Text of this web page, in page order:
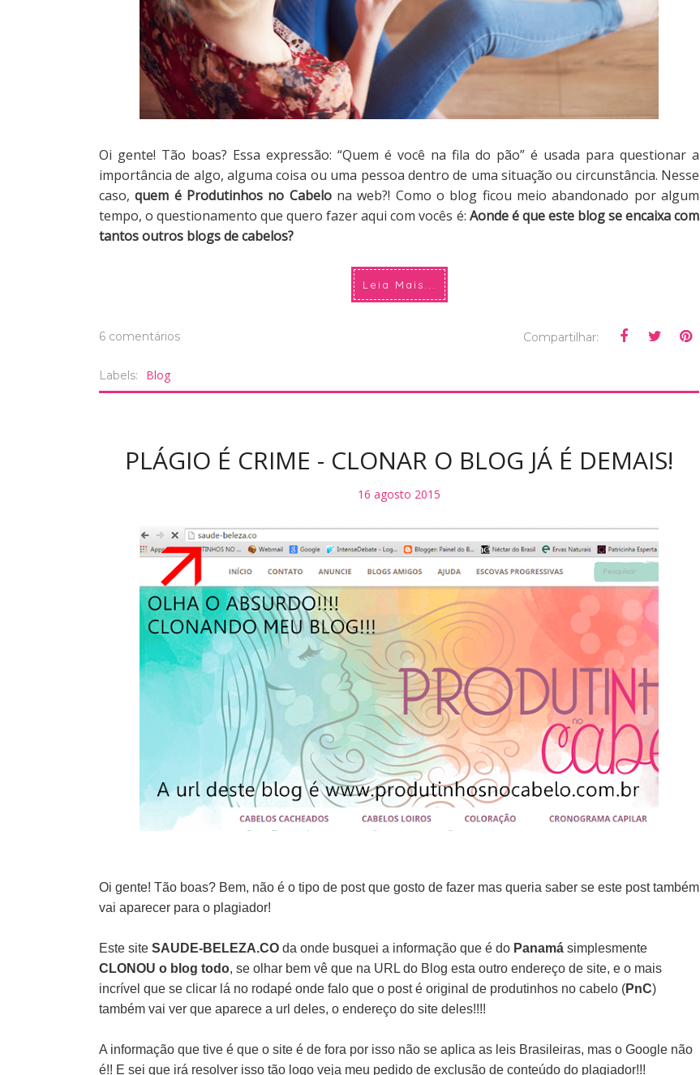
Oi gente! Tão boas? Essa expressão: “Quem é você na fila do pão” é usada para questionar a
importância de algo, alguma coisa ou uma pessoa dentro de uma situação ou circunstância. Nesse
caso,quem é Produtinhos no Cabelona web?! Como o blog ficou meio abandonado por algum
tempo, o questionamento que quero fazer aqui com vocês é: Aonde é que este blog se encaixa com
tantos outros blogs de cabelos?
Leia Mais...
6 comentários Compartilhar:
Labels: Blog
PLÁGIO É CRIME - CLONAR O BLOG JÁ É DEMAIS!
16 agosto 2015
Oi gente! Tão boas? Bem, não é o tipo de post que gosto de fazer mas queria saber se este post também
vai aparecer para o plagiador!
Este site SAUDE-BELEZA.CO da onde busquei a informação que é do Panamá simplesmente
CLONOU o blog todo, se olhar bem vê que na URL do Blog esta outro endereço de site, e o mais
incrível que se clicar lá no rodapé onde falo que o post é original de produtinhos no cabelo (PnC)
também vai ver que aparece a url deles, o endereço do site deles!!!!
A informação que tive é que o site é de fora por isso não se aplica as leis Brasileiras, mas o Google não
é!! E sei que irá resolver isso tão logo veja meu pedido de exclusão de conteúdo do plagiador!!!